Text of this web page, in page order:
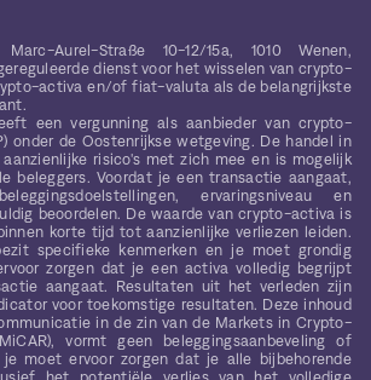
Aurel-Straße 10-12/15a, 1010 Wenen,
dienst voor het wisselen van crypto-
activa en/of fiat-valuta als de belangrijkste
een vergunning als aanbieder van crypto-
onder de Oostenrijkse wetgeving. De handel in
risico's met zich mee en is mogelijk
beleggers. Voordat je een transactie aangaat,
ervaringsniveau en
beoordelen. De waarde van crypto-activa is
korte tijd tot aanzienlijke verliezen leiden.
specifieke kenmerken en je moet grondig
zorgen dat je een activa volledig begrijpt
aangaat. Resultaten uit het verleden zijn
voor toekomstige resultaten. Deze inhoud
in de zin van de Markets in Crypto-
vormt geen beleggingsaanbeveling of
moet ervoor zorgen dat je alle bijbehorende